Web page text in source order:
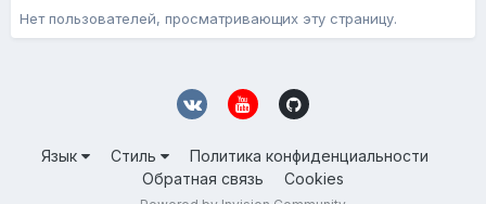
Нет пользователей, просматривающих эту страницу.
Язык Стиль
Политика конфиденциальности
Обратная связь
Cookies